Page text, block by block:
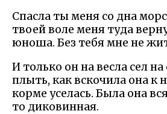
Спасла ты меня со дна
твоей воле меня туда
юноша. Без тебя мне не
И только он на весла сел
плыть, как вскочила она к
корме уселась. Была она
то диковинная.